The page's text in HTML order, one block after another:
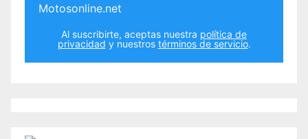
Motosonline.net
Al suscribirte, aceptas nuestra política de
privacidad y nuestros términos de servicio.